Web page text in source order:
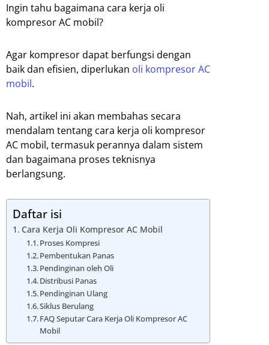
Ingin tahu bagaimana cara kerja oli
kompresor AC mobil?
Agar kompresor dapat berfungsi dengan
baik dan efisien, diperlukan oli kompresor AC
mobil.
Nah, artikel ini akan membahas secara
mendalam tentang cara kerja oli kompresor
AC mobil, termasuk perannya dalam sistem
dan bagaimana proses teknisnya
berlangsung.
Daftar isi
Cara Kerja Oli Kompresor AC Mobil
Proses Kompresi
Pembentukan Panas
Pendinginan oleh Oli
Distribusi Panas
Pendinginan Ulang
Siklus Berulang
FAQ Seputar Cara Kerja Oli Kompresor AC
Mobil